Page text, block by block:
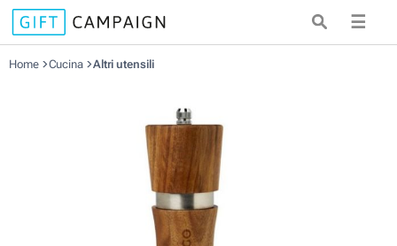
☰
Home Cucina Altri utensili